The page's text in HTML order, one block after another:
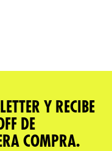
Y RECIBE
DE
COMPRA.